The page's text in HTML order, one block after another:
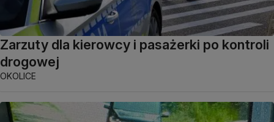
Zarzuty dla kierowcy i pasażerki po kontroli
drogowej
OKOLICE